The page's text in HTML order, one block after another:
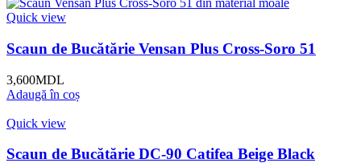
Quick view
Scaun de Bucătărie Vensan Plus Cross-Soro 51
3,600MDL
Adaugă în coș
Quick view
Scaun de Bucătărie DC-90 Catifea Beige Black